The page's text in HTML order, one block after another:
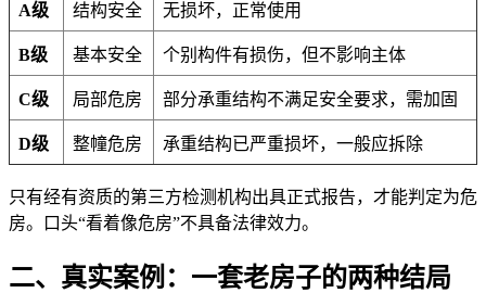
A级 结构安全 无损坏，正常使用
B级 基本安全 个别构件有损伤，但不影响主体
C级 局部危房 部分承重结构不满足安全要求，需加固
D级 整幢危房 承重结构已严重损坏，一般应拆除
只有经有资质的第三方检测机构出具正式报告，才能判定为危
房。口头“看着像危房”不具备法律效力。
二、真实案例：一套老房子的两种结局